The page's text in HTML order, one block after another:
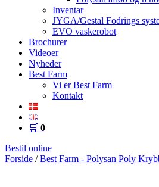
Inventar
JYGA/Gestal Fodrings
EVO vaskerobot
Brochurer
Videoer
Nyheder
Best Farm
Vi er Best Farm
Kontakt
🛒 0
Bestil online
Forside /Best Farm - Polysan Poly